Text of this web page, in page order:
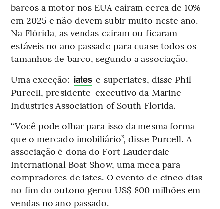
barcos a motor nos EUA caíram cerca de 10%
em 2025 e não devem subir muito neste ano.
Na Flórida, as vendas caíram ou ficaram
estáveis no ano passado para quase todos os
tamanhos de barco, segundo a associação.
Uma exceção: iates e superiates, disse Phil
Purcell, presidente-executivo da Marine
Industries Association of South Florida.
“Você pode olhar para isso da mesma forma
que o mercado imobiliário”, disse Purcell. A
associação é dona do Fort Lauderdale
International Boat Show, uma meca para
compradores de iates. O evento de cinco dias
no fim do outono gerou US$ 800 milhões em
vendas no ano passado.